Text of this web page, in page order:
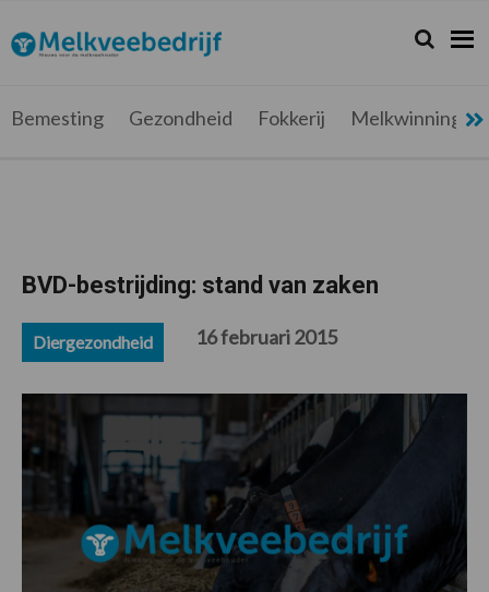
de
hoofdnavigatie
de
hoofd
de
eerste
de
voettekst
Melkveebedrijf.be
Nieuws
melkveehouder
Zoeken...
Zoek
Bemesting Gezondheid Fokkerij Melkwinning
BVD-bestrijding: stand van zaken
Diergezondheid 16 februari 2015